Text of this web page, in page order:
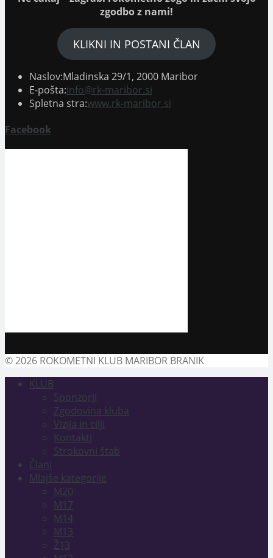
sezonske
kartezgodbo z nami!
KLIKNI IN POSTANI ČLAN
Naslov:Mladinska 29/1, 2000 Maribor
E-pošta:info@rk-maribor.si
in
Spletna stra:www.rk-maribor.si
Facebook
© 2026 ROKOMETNI KLUB MARIBOR BRANIK
KLUB
Sponzorji
Zgodovina kluba
Vizija in cilji
Kontakti
Strokovni štab
Člani
Mlajše kategorije
M20
M17
M14
M13
Ž13